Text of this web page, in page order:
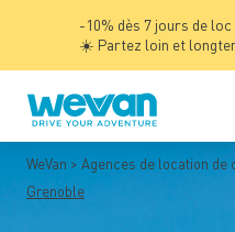
-10% dès 7 jours de
☀️ Partez loin et
WeVan Agences de location de
Grenoble